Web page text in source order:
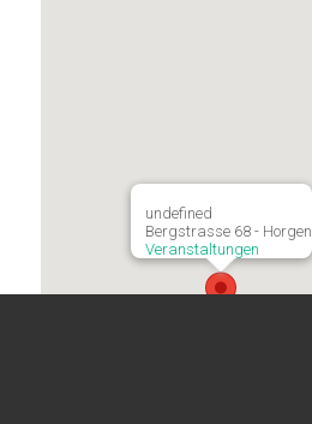
undefined
Bergstrasse 68 - Horgen
Veranstaltungen